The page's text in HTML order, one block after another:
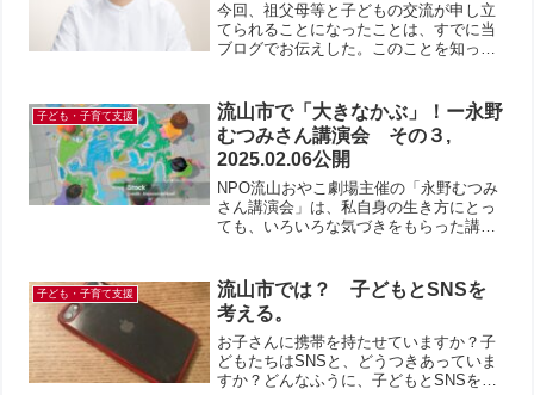
今回、祖父母等と子どもの交流が申し立
てられることになったことは、すでに当
ブログでお伝えした。このことを知っ
紹介で、Xさんご夫婦のお話を伺ったこ
とがある。最愛のお嬢さんを...
子ども・子育て支援
流山市で「大きなかぶ」！ー永野
むつみさん講演会 その３,
2025.02.06公開
NPO流山おやこ劇場主催の「永野むつみ
さん講演会」は、私自身の生き方にとっ
ても、いろいろな気づきをもらった講演
り上げる最後に、ある絵本について書き
たい。講演会の中には、...
子ども・子育て支援
流山市では？ 子どもとSNSを
考える。
お子さんに携帯を持たせていますか？子
どもたちはSNSと、どうつきあっていま
すか？どんなふうに、子どもとSNSを見